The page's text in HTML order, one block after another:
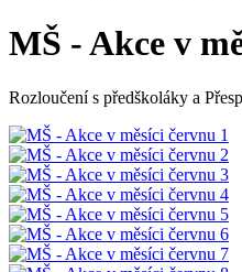
MŠ - Akce v
Rozloučení s předškoláky a